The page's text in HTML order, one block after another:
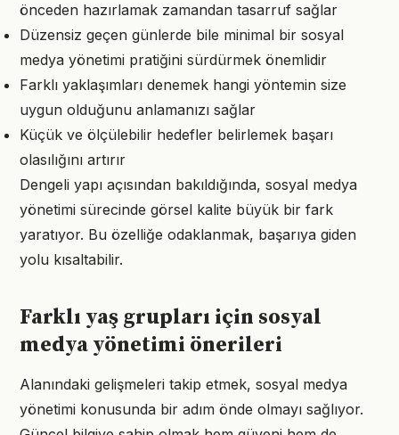
önceden hazırlamak zamandan tasarruf sağlar
Düzensiz geçen günlerde bile minimal bir sosyal
medya yönetimi pratiğini sürdürmek önemlidir
Farklı yaklaşımları denemek hangi yöntemin size
uygun olduğunu anlamanızı sağlar
Küçük ve ölçülebilir hedefler belirlemek başarı
olasılığını artırır
Dengeli yapı açısından bakıldığında, sosyal medya
yönetimi sürecinde görsel kalite büyük bir fark
yaratıyor. Bu özelliğe odaklanmak, başarıya giden
yolu kısaltabilir.
Farklı yaş grupları için sosyal
medya yönetimi önerileri
Alanındaki gelişmeleri takip etmek, sosyal medya
yönetimi konusunda bir adım önde olmayı sağlıyor.